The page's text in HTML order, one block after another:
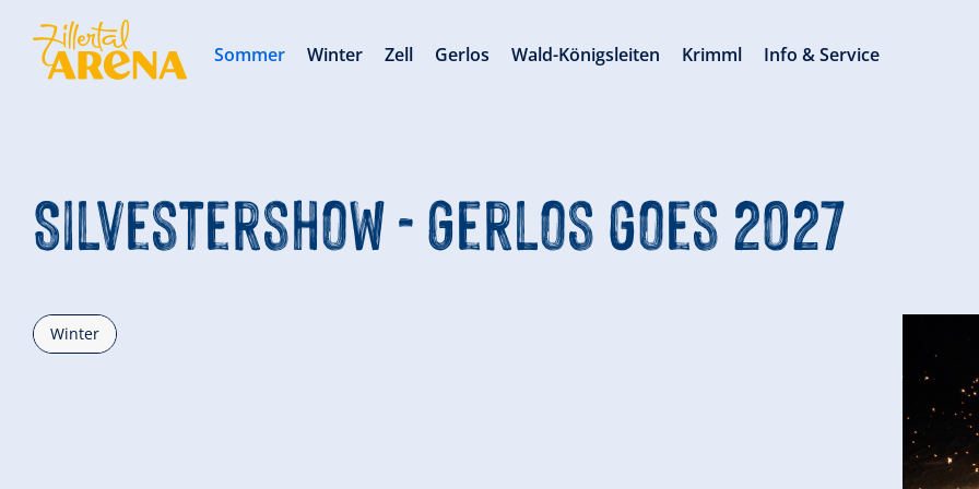
Silvestershow - Gerlos goes 2027
Winter
Sommer Winter Zell Gerlos Wald-Königsleiten Krimml Info & Service